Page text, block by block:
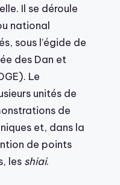
Il se déroule
national
sous l’égide de
des Dan et
Le
unités de
de
et, dans la
de points
les shiai.